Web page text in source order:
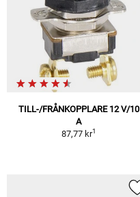
TILL-/FRÅNKOPPLARE 12 V/10
A
87,77 kr1